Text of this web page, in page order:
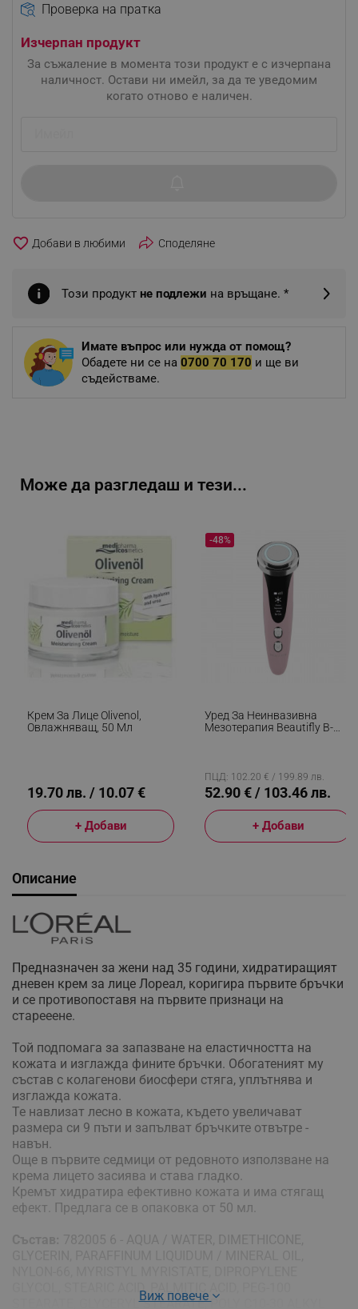
Проверка на пратка
Изчерпан продукт
За съжаление в момента този продукт е с изчерпана
наличност. Остави ни имейл, за да те уведомим
когато отново е наличен.
favorite_border Споделяне
Този продукт не подлежи на връщане. *
Имате въпрос или нужда от помощ?
Обадете ни се на 0700 70 170 и ще ви
съдействаме.
Може да разгледаш и тези...
Крем За Лице Olivenol,
Овлажняващ, 50 Мл
19.70 лв. / 10.07 €
+ Добави
Уред За Неинвазивна
Мезотерапия Beautifly B-
Йонна Терапия, Намалява
Бръчки И Следи От Акне,
Розов
-48%
ПЦД: 102.20 € / 199.89 лв.
52.90 € / 103.46 лв.
+ Добави
Описание
Предназначен за жени над 35 години, хидратиращият
дневен крем за лице Лореал, коригира първите бръчки
и се противопоставя на първите признаци на
старееене.
Той подпомага за запазване на еластичността на
кожата и изглажда фините бръчки. Обогатеният му
състав с колагенови биосфери стяга, уплътнява и
изглажда кожата.
Те навлизат лесно в кожата, където увеличават
размера си 9 пъти и запълват бръчките отвътре -
навън.
Още в първите седмици от редовното използване на
крема лицето засиява и става гладко.
Кремът хидратира ефективно кожата и има стягащ
ефект. Предлага се в опаковка от 50 мл.
Състав: 782005 6 - AQUA / WATER, DIMETHICONE,
GLYCOL, STEARIC ACID, PALMITIC ACID, PEG-100
STEARATE, GLYCERYL STEARATE, POLY C10-30 ALKYL
Виж повече